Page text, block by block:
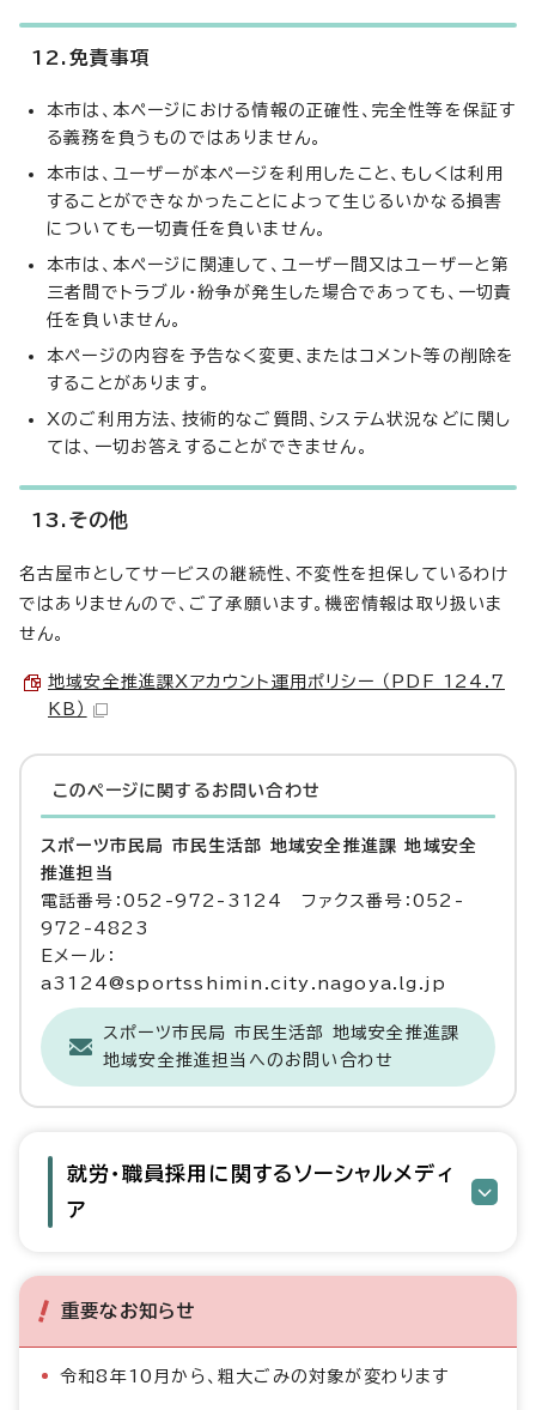
12.免責事項
本市は、本ページにおける情報の正確性、完全性等を保証す
る義務を負うものではありません。
本市は、ユーザーが本ページを利用したこと、もしくは利用
することができなかったことによって生じるいかなる損害
についても一切責任を負いません。
本市は、本ページに関連して、ユーザー間又はユーザーと第
三者間でトラブル・紛争が発生した場合であっても、一切責
任を負いません。
本ページの内容を予告なく変更、またはコメント等の削除を
することがあります。
Xのご利用方法、技術的なご質問、システム状況などに関し
ては、一切お答えすることができません。
13.その他
名古屋市としてサービスの継続性、不変性を担保しているわけ
ではありませんので、ご了承願います。機密情報は取り扱いま
せん。
地域安全推進課Xアカウント運用ポリシー （PDF 124.7
KB）
このページに関する お問い合わせ
スポーツ市民局 市民生活部 地域安全推進課 地域安全
推進担当
電話番号：052-972-3124 ファクス番号：052-
972-4823
Eメール：
a3124@sportsshimin.city.nagoya.lg.jp
スポーツ市民局 市民生活部 地域安全推進課
地域安全推進担当へのお問い合わせ
就労・職員採用に関するソーシャルメディ
ア
重要なお知らせ
令和8年10月から、粗大ごみの対象が変わります